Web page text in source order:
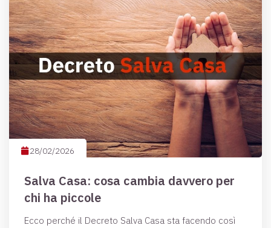
28/02/2026
Salva Casa: cosa cambia davvero per
chi ha piccole
Ecco perché il Decreto Salva Casa sta facendo così